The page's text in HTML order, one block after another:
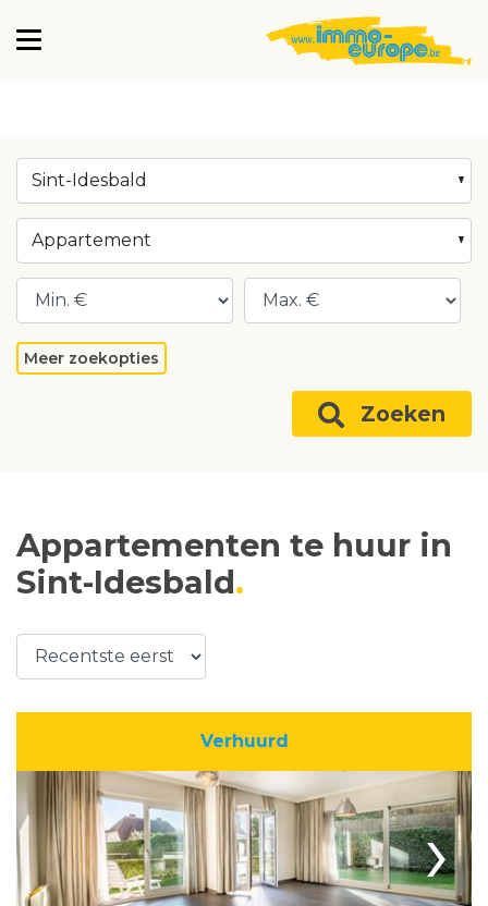
Sint-Idesbald
Appartement
Meer zoekopties
Zoeken
Appartementen te huur in
Sint-Idesbald
Verhuurd
›